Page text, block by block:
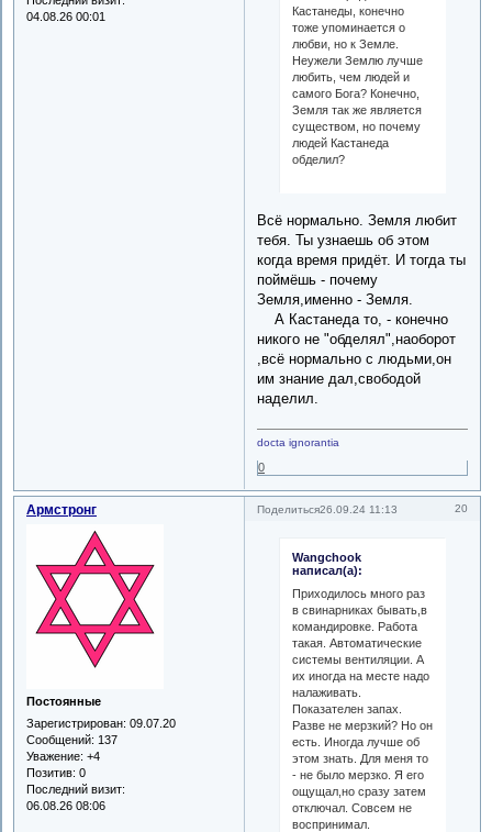
04.08.26 00:01
Кастанеды, конечно
тоже упоминается о
любви, но к Земле.
Неужели Землю лучше
любить, чем людей и
самого Бога? Конечно,
Земля так же является
существом, но почему
людей Кастанеда
обделил?
Всё нормально. Земля любит
тебя. Ты узнаешь об этом
когда время придёт. И тогда ты
поймёшь - почему
Земля,именно - Земля.
А Кастанеда то, - конечно
никого не "обделял",наоборот
,всё нормально с людьми,он
им знание дал,свободой
наделил.
docta ignorantia
0
Поделиться 20
26.09.24 11:13
Армстронг
Постоянные
Зарегистрирован: 09.07.20
Сообщений: 137
Уважение: +4
Позитив: 0
Последний визит:
06.08.26 08:06
Wangchook
написал(а):
Приходилось много раз
в свинарниках бывать,в
командировке. Работа
такая. Автоматические
системы вентиляции. А
их иногда на месте надо
налаживать.
Показателен запах.
Разве не мерзкий? Но он
есть. Иногда лучше об
этом знать. Для меня то
- не было мерзко. Я его
ощущал,но сразу затем
отключал. Совсем не
воспринимал.